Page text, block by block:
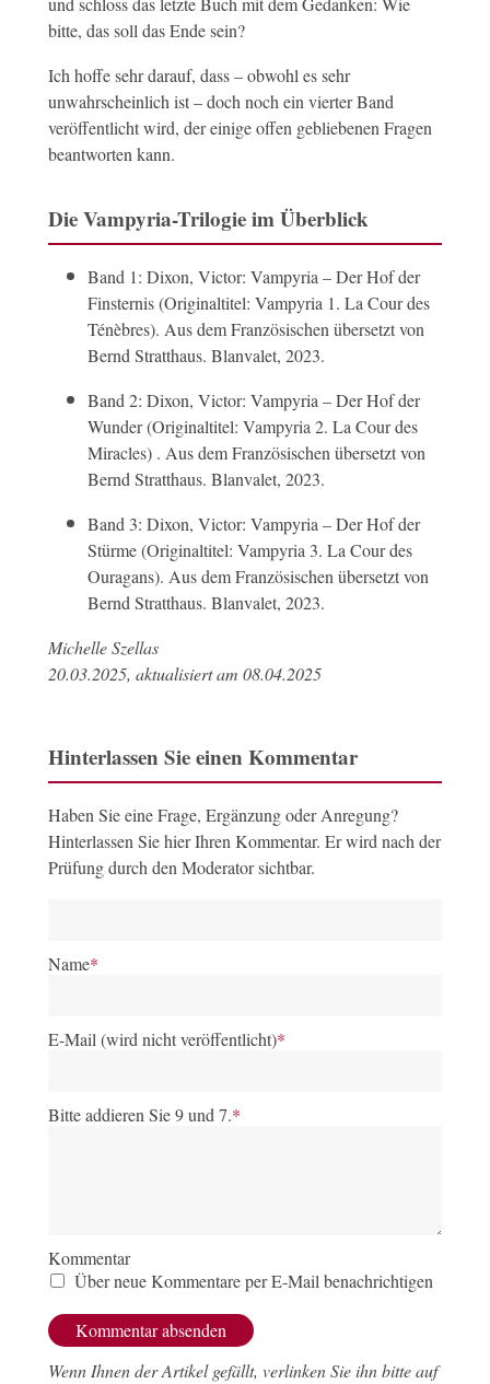
bitte, das soll das Ende sein?
Ich hoffe sehr darauf, dass – obwohl es sehr
unwahrscheinlich ist – doch noch ein vierter Band
veröffentlicht wird, der einige offen gebliebenen Fragen
beantworten kann.
Die Vampyria-Trilogie im Überblick
Band 1: Dixon, Victor: Vampyria – Der Hof der
Finsternis (Originaltitel: Vampyria 1. La Cour des
Ténèbres). Aus dem Französischen übersetzt von
Bernd Stratthaus. Blanvalet, 2023.
Band 2: Dixon, Victor: Vampyria – Der Hof der
Wunder (Originaltitel: Vampyria 2. La Cour des
Miracles) . Aus dem Französischen übersetzt von
Bernd Stratthaus. Blanvalet, 2023.
Band 3: Dixon, Victor: Vampyria – Der Hof der
Stürme (Originaltitel: Vampyria 3. La Cour des
Ouragans). Aus dem Französischen übersetzt von
Bernd Stratthaus. Blanvalet, 2023.
Michelle Szellas
20.03.2025, aktualisiert am 08.04.2025
Hinterlassen Sie einen Kommentar
Haben Sie eine Frage, Ergänzung oder Anregung?
Hinterlassen Sie hier Ihren Kommentar. Er wird nach der
Prüfung durch den Moderator sichtbar.
Name*
E-Mail (wird nicht veröffentlicht)*
Bitte addieren Sie 9 und 7.*
Kommentar
Über neue Kommentare per E-Mail benachrichtigen
Wenn Ihnen der Artikel gefällt, verlinken Sie ihn bitte auf